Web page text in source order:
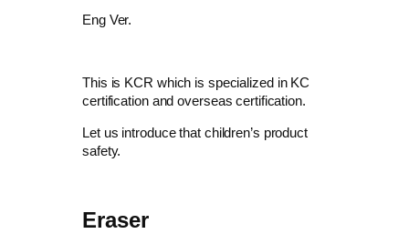
Eng Ver.
This is KCR which is specialized in KC
certification and overseas certification.
Let us introduce that children’s product
safety.
Eraser